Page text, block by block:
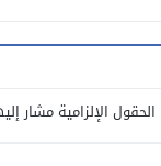
الحقول الإلزامية مشار